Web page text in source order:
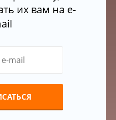
их вам на e-